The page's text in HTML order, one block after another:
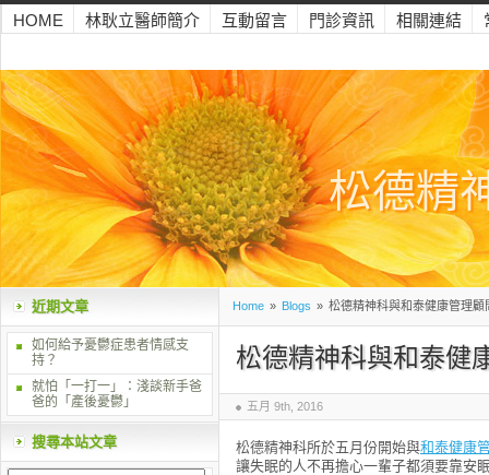
松德精
HOME 林耿立醫師簡介 互動留言 門診資訊 相關連結
Home » Blogs » 松德精神科與和泰健康管理顧
松德精神科與和泰健
五月 9th, 2016
松德精神科所於五月份開始與和泰健康
讓失眠的人不再擔心一輩子都須要靠安
近期文章
如何給予憂鬱症患者情感支
持？
就怕「一打一」：淺談新手爸
爸的「產後憂鬱」
搜尋本站文章